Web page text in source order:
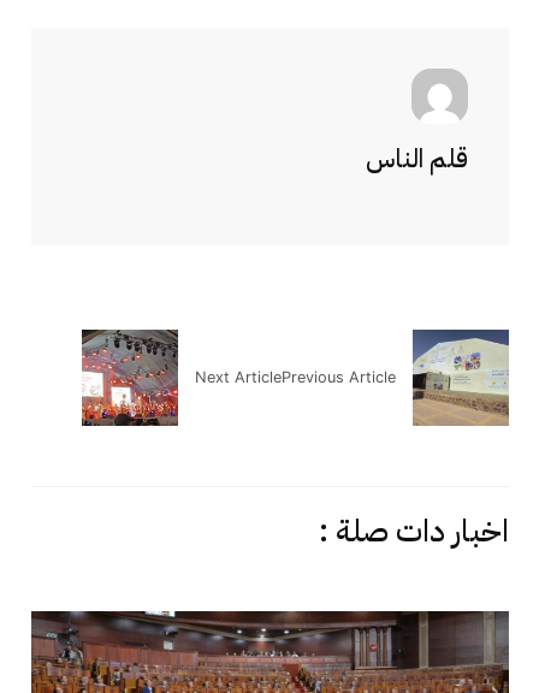
قلم الناس
Previous Article
Next Article
اخبار دات صلة :